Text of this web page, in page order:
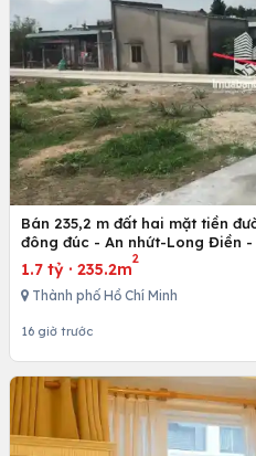
Bán 235,2 m đất hai mặt tiền
đông đúc - An nhứt-Long Điền -
1.7 tỷ · 235.2m
2
Thành phố Hồ Chí Minh
16 giờ trước